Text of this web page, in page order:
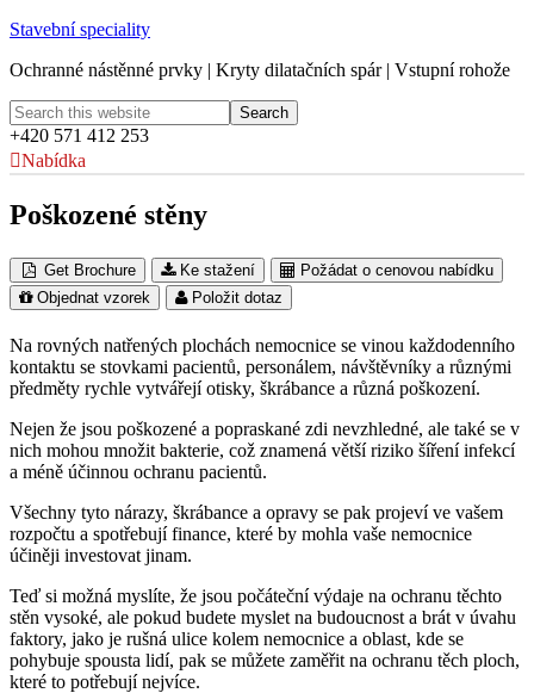
Stavební speciality
Ochranné nástěnné prvky | Kryty dilatačních spár | Vstupní rohože
+420 571 412 253
Nabídka
Poškozené stěny
Get Brochure Ke stažení
Požádat o cenovou nabídku
Objednat vzorek
Položit dotaz
Na rovných natřených plochách nemocnice se vinou každodenního
kontaktu se stovkami pacientů, personálem, návštěvníky a různými
předměty rychle vytvářejí otisky, škrábance a různá poškození.
Nejen že jsou poškozené a popraskané zdi nevzhledné, ale také se v
nich mohou množit bakterie, což znamená větší riziko šíření infekcí
a méně účinnou ochranu pacientů.
Všechny tyto nárazy, škrábance a opravy se pak projeví ve vašem
rozpočtu a spotřebují finance, které by mohla vaše nemocnice
účiněji investovat jinam.
Teď si možná myslíte, že jsou počáteční výdaje na ochranu těchto
stěn vysoké, ale pokud budete myslet na budoucnost a brát v úvahu
faktory, jako je rušná ulice kolem nemocnice a oblast, kde se
pohybuje spousta lidí, pak se můžete zaměřit na ochranu těch ploch,
které to potřebují nejvíce.